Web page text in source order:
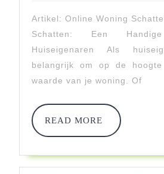
Artikel: Online Woning
Schatten: Een
Huiseigenaren Als
belangrijk om op de
waarde van je woning. Of
READ MORE
READ
MORE